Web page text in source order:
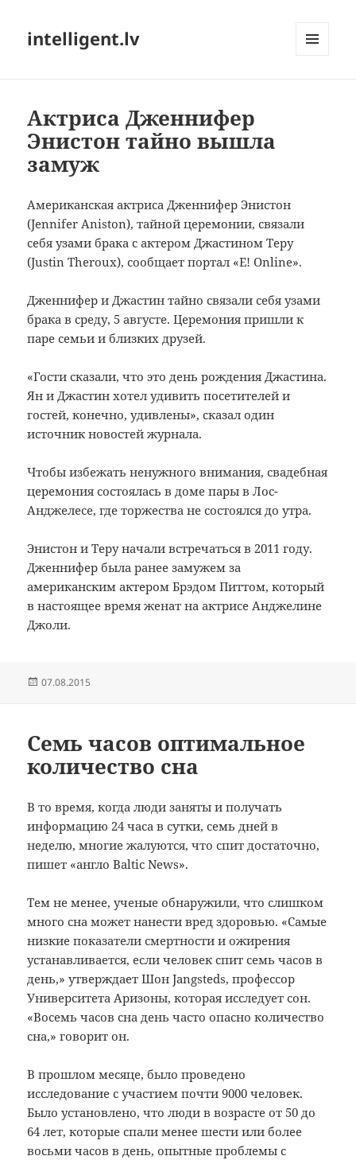
intelligent.lv
Актриса Дженнифер
Энистон тайно вышла
замуж
Американская актриса Дженнифер Энистон
(Jennifer Aniston),тайной церемонии,связали
себя узами брака с актером Джастином Теру
(Justin Theroux), сообщаетпортал «E!Online».
Дженнифер и Джастин тайно связали себя узами
брака в среду, 5 августе.Церемонияпришли к
паре семьи и близких друзей.
«Гостисказали, что это день рождения Джастина.
Ян и Джастин хотел удивить посетителей и
гостей, конечно,удивлены», сказал один
источник новостей журнала.
Чтобы избежать ненужного внимания, свадебная
церемония состоялась в доме пары в Лос-
Анджелесе, гдеторжества не состоялся до утра.
Энистон и Теру начали встречаться в 2011 году.
Дженнифер была ранее замужем за
американским актером Брэдом Питтом, который
в настоящее время женат на актрисе Анджелине
Джоли.
Опубликовано
07.08.2015
Семь часов оптимальное
количество сна
В то время, когда люди заняты и получать
информацию 24 часа в сутки, семь дней в
неделю, многие жалуются, что спит достаточно,
пишет «англо Baltic News».
Тем не менее, ученые обнаружили, что слишком
много сна может нанести вред здоровью. «Самые
низкие показатели смертности и ожирения
устанавливается, если человек спит семь часов в
день,» утверждает Шон Jangsteds, профессор
Университета Аризоны, которая исследует сон.
«Восемь часов сна день часто опасно количество
сна,» говорит он.
В прошлом месяце, было проведено
исследование с участием почти 9000 человек.
Было установлено, что люди в возрасте от 50 до
64 лет, которые спали менее шести или более
восьми часов в день, опытные проблемы с